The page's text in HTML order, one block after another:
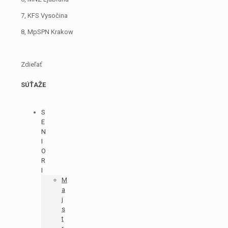
7, KFS Vysočina
8, MpSPN Krakow
Zdieľať
SÚŤAŽE
S
E
N
I
O
R
I
M
a
j
s
t